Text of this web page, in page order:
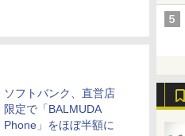
ソフトバンク、直営店
限定で「BALMUDA
Phone」をほぼ半額に